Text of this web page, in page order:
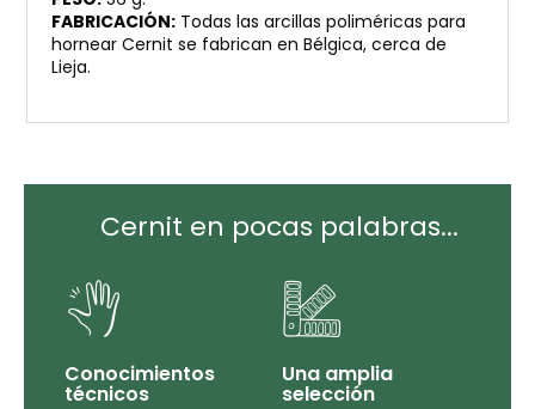
FABRICACIÓN: Todas las arcillas poliméricas para
hornear Cernit se fabrican en Bélgica, cerca de
Lieja.
Cernit en pocas palabras...
Conocimientos
técnicos
Una amplia
selección